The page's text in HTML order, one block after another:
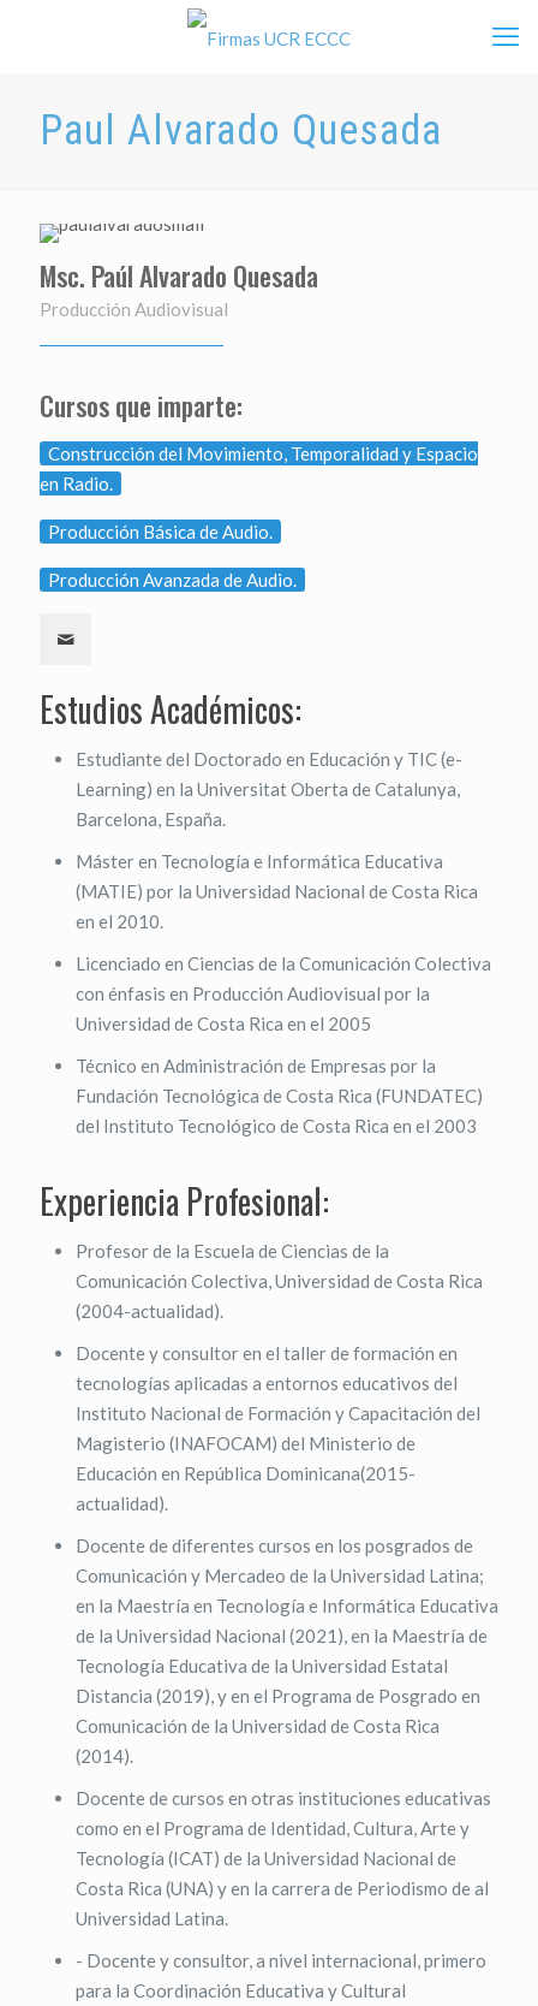
Paul Alvarado Quesada
Msc. Paúl Alvarado Quesada
Producción Audiovisual
Cursos que imparte:
Construcción del Movimiento, Temporalidad y Espacio
en Radio.
Producción Básica de Audio.
Producción Avanzada de Audio.
Estudios Académicos:
Estudiante del Doctorado en Educación y TIC (e-
Learning) en la Universitat Oberta de Catalunya,
Barcelona, España.
Máster en Tecnología e Informática Educativa
(MATIE) por la Universidad Nacional de Costa Rica
en el 2010.
Licenciado en Ciencias de la Comunicación Colectiva
con énfasis en Producción Audiovisual por la
Universidad de Costa Rica en el 2005
Técnico en Administración de Empresas por la
Fundación Tecnológica de Costa Rica (FUNDATEC)
del Instituto Tecnológico de Costa Rica en el 2003
Experiencia Profesional:
Profesor de la Escuela de Ciencias de la
Comunicación Colectiva, Universidad de Costa Rica
(2004-actualidad).
Docente y consultor en el taller de formación en
tecnologías aplicadas a entornos educativos del
Instituto Nacional de Formación y Capacitación del
Magisterio (INAFOCAM) del Ministerio de
Educación en República Dominicana(2015-
actualidad).
Docente de diferentes cursos en los posgrados de
Comunicación y Mercadeo de la Universidad Latina;
en la Maestría en Tecnología e Informática Educativa
de la Universidad Nacional (2021), en la Maestría de
Tecnología Educativa de la Universidad Estatal
Distancia (2019), y en el Programa de Posgrado en
Comunicación de la Universidad de Costa Rica
(2014).
Docente de cursos en otras instituciones educativas
como en el Programa de Identidad, Cultura, Arte y
Tecnología (ICAT) de la Universidad Nacional de
Costa Rica (UNA) y en la carrera de Periodismo de al
Universidad Latina.
- Docente y consultor, a nivel internacional, primero
para la Coordinación Educativa y Cultural